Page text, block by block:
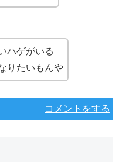
ハゲがいる
りたいもんや
コメントをする